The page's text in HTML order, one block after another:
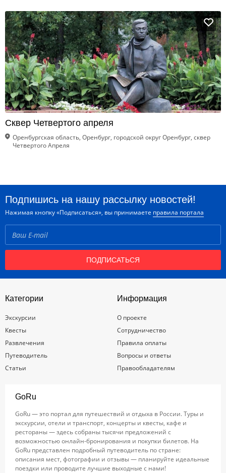
Сквер Четвертого апреля
Оренбургская область, Оренбург, городской округ Оренбург, сквер
Четвертого Апреля
Подпишись на нашу рассылку новостей!
Нажимая кнопку «Подписаться», вы принимаете правила портала
ПОДПИСАТЬСЯ
Категории
Экскурсии
Квесты
Развлечения
Путеводитель
Статьи
Информация
О проекте
Сотрудничество
Правила оплаты
Вопросы и ответы
Правообладателям
GoRu
GoRu — это портал для путешествий и отдыха в России. Туры и
экскурсии, отели и транспорт, концерты и квесты, кафе и
рестораны — здесь собраны тысячи предложений с
возможностью онлайн-бронирования и покупки билетов. На
GoRu представлен подробный путеводитель по стране:
описания мест, фотографии и отзывы — планируйте идеальные
поездки или проводите лучшие выходные с нами!